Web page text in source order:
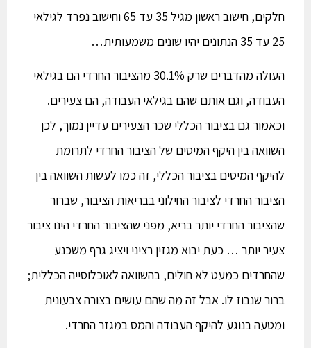
חלקים, חישוב ראשון מגיל 35 עד 65 וחישוב נפרד לגילאי
25 עד 35 הנתונים יהיו שונים משמעותית…
העולה מהדברים שרק 30.1% מהציבור החרדי הם בגילאי
העבודה, וגם אותם שהם בגילאי העבודה, הם צעירים.
וכאמור גם בציבור הכללי שכר הצעירים עדיין נמוך, לכן
השוואה בין היקף המיסים של הציבור החרדי לתרומת
להיקף המיסים בציבור הכללי, זה כמו לעשות השוואה בין
הציבור החרדי לציבור החילוני בבריאות הציבור, שברור
שהציבור החרדי יותר בריא, מפני שהציבור החרדי הינו ציבור
צעיר יותר … כעת יבוא מגזין רציני ויציג גרף משכנע
שהחרדים כמעט לא חולים, בהשוואה לאוכלוסייה הכללית;
ברור שנבוז לו. אבל זה מה שהם עושים בצורה צבעונית
ומטעה בנוגע להיקף העבודה והמס במגזר החרדי.